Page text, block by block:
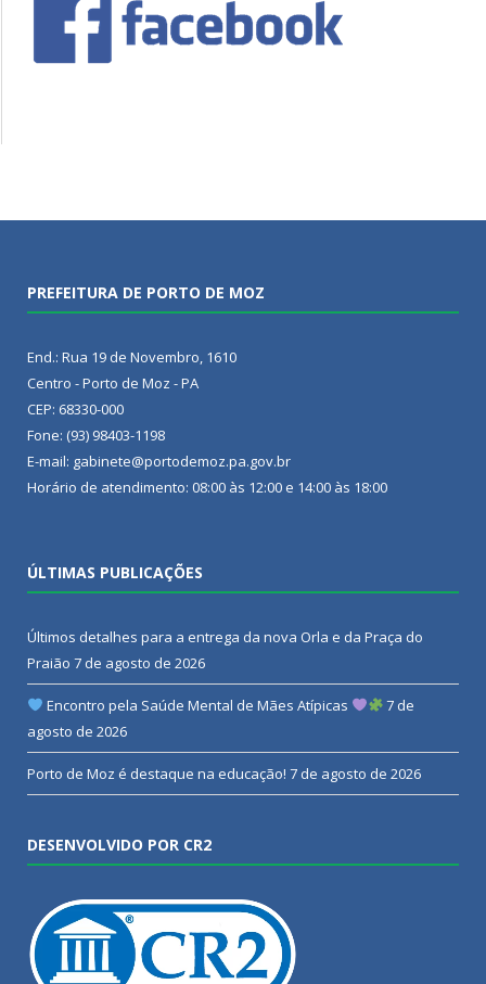
PREFEITURA DE PORTO DE MOZ
End.: Rua 19 de Novembro, 1610
Centro - Porto de Moz - PA
CEP: 68330-000
Fone: (93) 98403-1198
E-mail: gabinete@portodemoz.pa.gov.br
Horário de atendimento: 08:00 às 12:00 e 14:00 às 18:00
ÚLTIMAS PUBLICAÇÕES
Últimos detalhes para a entrega da nova Orla e da Praça do
Praião 7 de agosto de 2026
Encontro pela Saúde Mental de Mães Atípicas
7 de
agosto de 2026
Porto de Moz é destaque na educação! 7 de agosto de 2026
DESENVOLVIDO POR CR2